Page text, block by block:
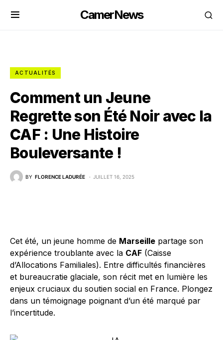
CamerNews
ACTUALITÉS
Comment un Jeune
Regrette son Été Noir avec la
CAF : Une Histoire
Bouleversante !
BY FLORENCE LADURÉE JUILLET 16, 2025
Cet été, un jeune homme de Marseille partage son
expérience troublante avec la CAF (Caisse
d’Allocations Familiales). Entre difficultés financières
et bureaucratie glaciale, son récit met en lumière les
enjeux cruciaux du soutien social en France. Plongez
dans un témoignage poignant d’un été marqué par
l’incertitude.